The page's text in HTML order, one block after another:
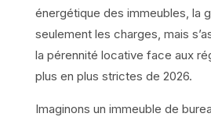
énergétique des immeubles, la
seulement les charges, mais
la pérennité locative face aux
plus en plus strictes de 2026.
Imaginons un immeuble de